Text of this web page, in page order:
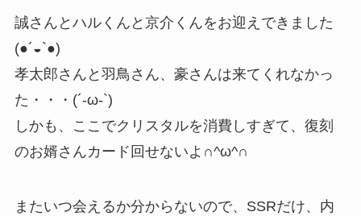
誠さんとハルくんと京介くんをお迎えできました
(●´◒`●)
孝太郎さんと羽鳥さん、豪さんは来てくれなかっ
た・・・(´-ω-`)
しかも、ここでクリスタルを消費しすぎて、復刻
のお婿さんカード回せないよ∩^ω^∩
またいつ会えるか分からないので、SSRだけ、内